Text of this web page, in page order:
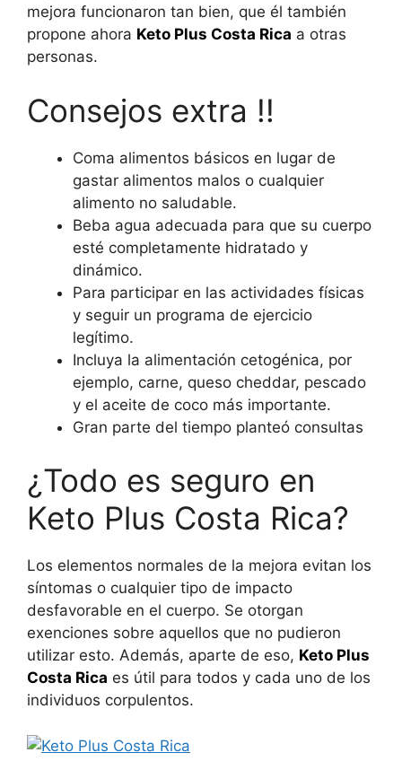
mejora funcionaron tan bien, que él también
propone ahora Keto Plus Costa Rica a otras
personas.
Consejos extra !!
Coma alimentos básicos en lugar de
gastar alimentos malos o cualquier
alimento no saludable.
Beba agua adecuada para que su cuerpo
esté completamente hidratado y
dinámico.
Para participar en las actividades físicas
y seguir un programa de ejercicio
legítimo.
Incluya la alimentación cetogénica, por
ejemplo, carne, queso cheddar, pescado
y el aceite de coco más importante.
Gran parte del tiempo planteó consultas
¿Todo es seguro en
Keto Plus Costa Rica?
Los elementos normales de la mejora evitan los
síntomas o cualquier tipo de impacto
desfavorable en el cuerpo. Se otorgan
exenciones sobre aquellos que no pudieron
utilizar esto. Además, aparte de eso, Keto Plus
Costa Rica es útil para todos y cada uno de los
individuos corpulentos.